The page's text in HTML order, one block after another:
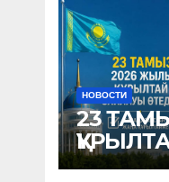
НОВОСТИ
23
ЖАҢА